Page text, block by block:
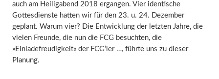
auch am Heiligabend 2018 ergangen. Vier identische
Gottesdienste hatten wir für den 23. u. 24. Dezember
geplant. Warum vier? Die Entwicklung der letzten Jahre, die
vielen Freunde, die nun die FCG besuchten, die
»Einladefreudigkeit« der FCG’ler …, führte uns zu dieser
Planung.